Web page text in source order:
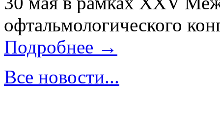
офтальмологического
Подробнее →
Все новости...